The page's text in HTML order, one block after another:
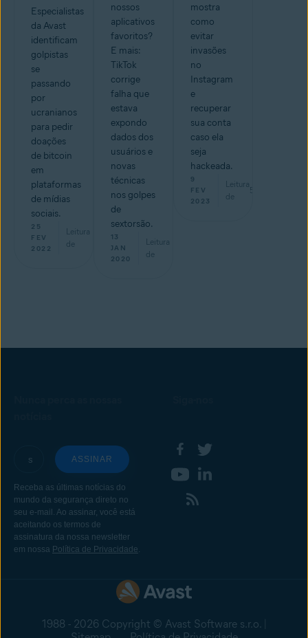
Especialistas
da Avast
identificam
golpistas
se
passando
por
ucranianos
para pedir
doações
de bitcoin
em
plataformas
de mídias
sociais.
25
FEV
2022
Leitura
de
nossos
aplicativos
favoritos?
E mais:
TikTok
corrige
falha que
estava
expondo
dados dos
usuários e
novas
técnicas
nos golpes
de
sextorsão.
13
JAN
2020
Leitura
de
mostra
como
evitar
invasões
no
Instagram
e
recuperar
sua conta
caso ela
seja
hackeada.
9
FEV
2023
Leitura
de
5
1988 - 2026 Copyright © Avast Software s.r.o. |